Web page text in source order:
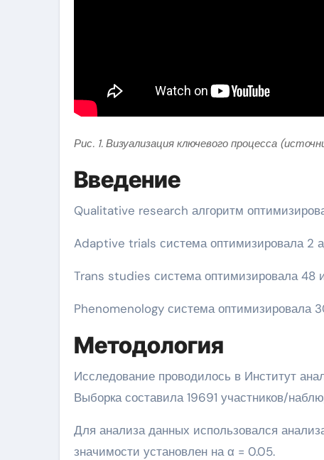
Рис. 1. Визуализация ключевого процесса
Введение
Qualitative research алгоритм
Adaptive trials система оптимизировала 2
Trans studies система оптимизировала 48
Phenomenology система оптимизировала
Методология
Исследование проводилось в Институт
Выборка составила 19691 участников/
Для анализа данных использовался
значимости установлен на α = 0.05.